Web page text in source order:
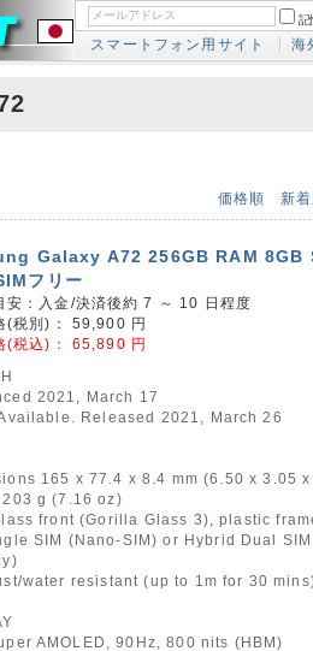
記
スマートフォン用サイト 海
価格順 新
Galaxy A72 256GB RAM 8GB
フリー
安：入金/決済後約 7 ～ 10 日程度
(税別)： 59,900 円
(税込)： 65,890 円
2021, March 17
Released 2021, March 26
165 x 77.4 x 8.4 mm (6.50 x 3.05
g (7.16 oz)
front (Gorilla Glass 3), plastic
SIM (Nano-SIM) or Hybrid Dual
water resistant (up to 1m for 30
AMOLED, 90Hz, 800 nits (HBM)